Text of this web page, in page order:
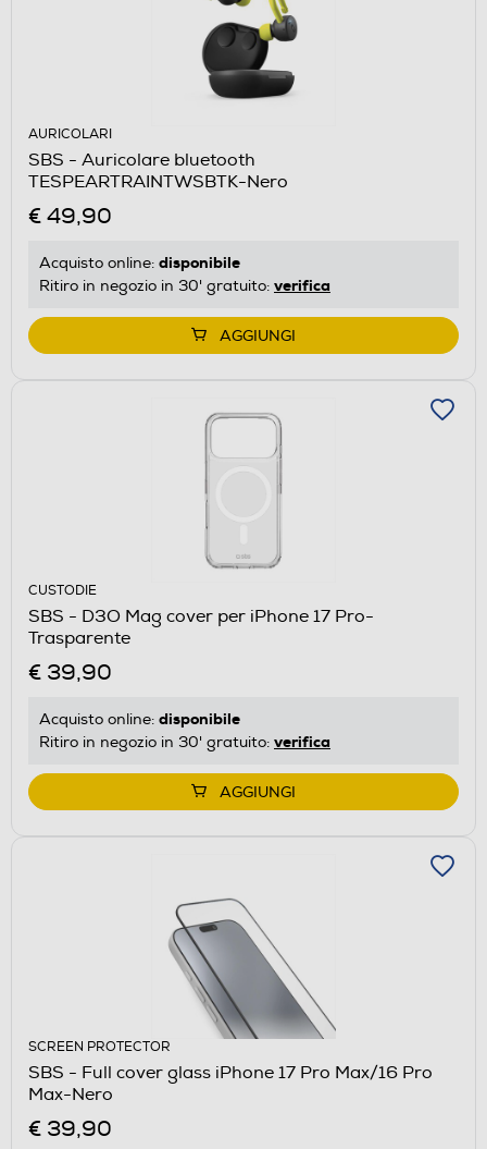
AURICOLARI
SBS - Auricolare bluetooth
TESPEARTRAINTWSBTK-Nero
€ 49,90
Acquisto online: disponibile
Ritiro in negozio in 30' gratuito: verifica
AGGIUNGI
CUSTODIE
SBS - D3O Mag cover per iPhone 17 Pro-
Trasparente
€ 39,90
Acquisto online: disponibile
Ritiro in negozio in 30' gratuito: verifica
AGGIUNGI
SCREEN PROTECTOR
SBS - Full cover glass iPhone 17 Pro Max/16 Pro
Max-Nero
€ 39,90